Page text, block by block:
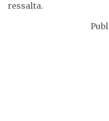
ressalta.